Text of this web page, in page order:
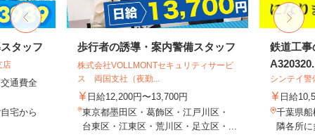
タッフ
店
通費全
宅から
歩行者の誘導・案内警備スタッフ
株式会社VOLLMONTセキュリティサービ
ス 両国支社（夜勤...
日給12,200円〜13,700円
東京都墨田区・葛飾区・江戸川区・
台東区・江東区・荒川区・足立区・...
鉄道工事
シンテイ
日給
千葉県
隣各所